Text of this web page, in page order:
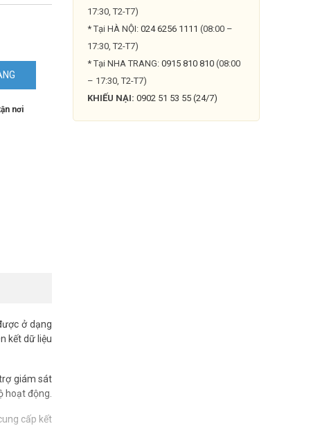
nơi
ở dạng
kết dữ liệu
giám sát
hoạt động.
cấp kết
17:30, T2-T7)
* Tại HÀ NỘI: 024 6256 1111 (08:00 –
17:30, T2-T7)
* Tại NHA TRANG: 0915 810 810 (08:00
– 17:30, T2-T7)
KHIẾU NẠI: 0902 51 53 55 (24/7)